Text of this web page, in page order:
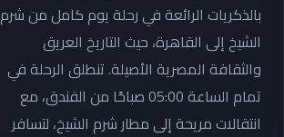
بالذكريات الرائعة في رحلة يوم كامل من شرم
الشيخ إلى القاهرة، حيث التاريخ العريق
والثقافة المصرية الأصيلة. تنطلق الرحلة في
تمام الساعة 05:00 صباحًا من الفندق، مع
انتقالات مريحة إلى مطار شرم الشيخ، لتسافر